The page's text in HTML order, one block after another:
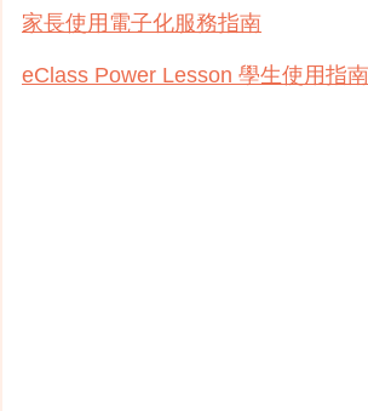
家長使用電子化服務指南
eClass Power Lesson 學生使用指南